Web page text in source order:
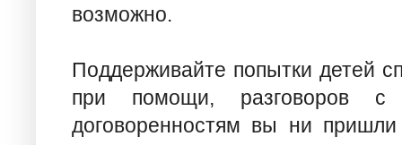
возможно.
Поддерживайте попытки детей
при помощи, разговоров
договоренностям вы ни